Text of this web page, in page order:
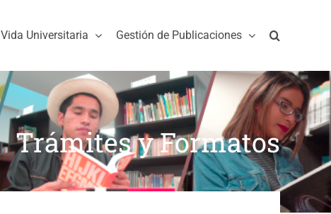
Vida Universitaria Gestión de Publicaciones
Trámites y Formatos